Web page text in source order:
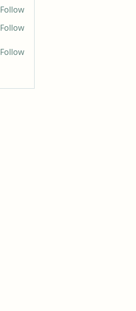
Follow
Follow
Follow